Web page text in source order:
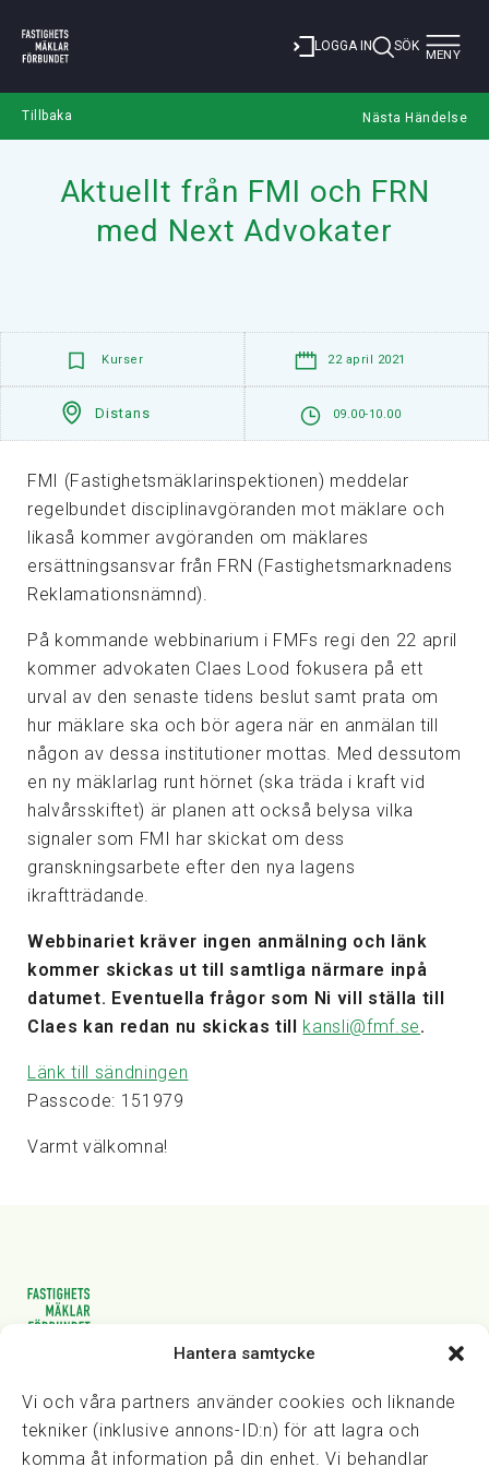
Hantera samtycke
Vi och våra partners använder cookies och liknande
tekniker (inklusive annons-ID:n) för att lagra och
komma åt information på din enhet. Vi behandlar
LOGGA IN SÖK Toggle
MENY
Tillbaka Nästa Händelse
Aktuellt från FMI och FRN
med Next Advokater
Kurser 22 april 2021
Distans 09.00-10.00
FMI (Fastighetsmäklarinspektionen) meddelar
regelbundet disciplinavgöranden mot mäklare och
likaså kommer avgöranden om mäklares
ersättningsansvar från FRN (Fastighetsmarknadens
Reklamationsnämnd).
På kommande webbinarium i FMFs regi den 22 april
kommer advokaten Claes Lood fokusera på ett
urval av den senaste tidens beslut samt prata om
hur mäklare ska och bör agera när en anmälan till
någon av dessa institutioner mottas. Med dessutom
en ny mäklarlag runt hörnet (ska träda i kraft vid
halvårsskiftet) är planen att också belysa vilka
signaler som FMI har skickat om dess
granskningsarbete efter den nya lagens
ikraftträdande.
Webbinariet kräver ingen anmälning och länk
kommer skickas ut till samtliga närmare inpå
datumet. Eventuella frågor som Ni vill ställa till
Claes kan redan nu skickas till kansli@fmf.se.
Länk till sändningen
Passcode: 151979
Varmt välkomna!
Vasagatan 28, 111 20 Stockholm
kansli@fmf.se